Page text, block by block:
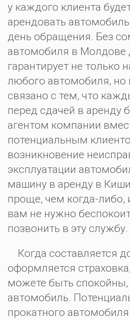
у каждого клиента
арендовать
день обращения. Без
автомобиля в Молдове
гарантирует не только
любого автомобиля, но
связано с тем, что
перед сдачей в аренду
агентом компании
потенциальным
возникновение
эксплуатации
машину в аренду в
проще, чем когда-либо,
вам не нужно
позвонить в эту
Когда составляется
оформляется
можете быть спокойны,
автомобиль.
прокатного